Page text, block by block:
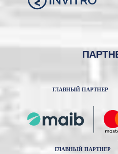
ГЛАВНЫЙ ПАРТНЕР
ГЛАВНЫЙ ПАРТНЕР